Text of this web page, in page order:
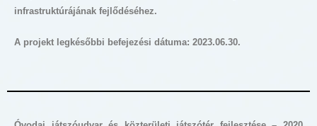
infrastruktúrájának fejlődéséhez.
A projekt legkésőbbi befejezési dátuma: 2023.06.30.